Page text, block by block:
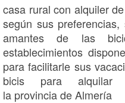
casa rural con alquiler
según sus
amantes de las
establecimientos
para facilitarle sus
bicis para
la provincia de Almería